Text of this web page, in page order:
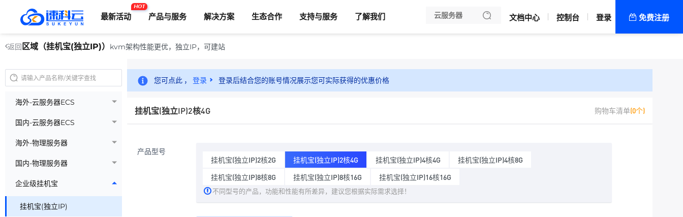
最新活动
HOT
产品与服务 解决方案 生态合作 支持与服务 了解我们 文档中心 控制台 登录 免费注册
返回 区域（挂机宝(独立IP)） kvm架构性能更优，独立IP，可建站
海外-云服务器ECS
国内-云服务器ECS
海外-物理服务器
国内-物理服务器
企业级挂机宝
挂机宝(独立IP)
您可点此 ， 登录 登录后结合您的账号情况展示您可实际获得的优惠价格
挂机宝(独立IP)2核4G 购物车清单(0个)
产品型号
挂机宝(独立IP)2核2G
挂机宝(独立IP)2核4G 挂机宝(独立IP)4核4G
挂机宝(独立IP)4核8G
挂机宝(独立IP)8核8G
挂机宝(独立IP)8核16G 挂机宝(独立IP)16核16G
不同型号的产品，功能和性能有所差异，建议您根据实际需求选择！